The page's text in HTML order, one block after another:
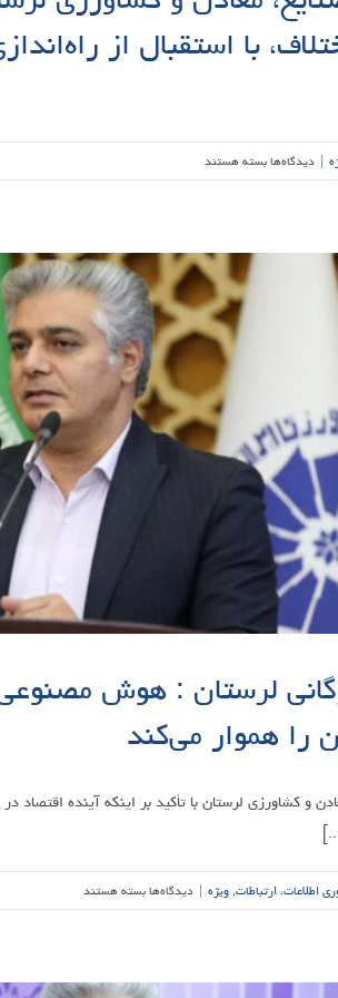
با استقبال از
| دیدگاه‌هابرای
نشست
مشکلات
هیأت‌های
حضور
رئیس
اتاق
بازرگانی،
معادن
نمایندگان
بازرگانی
هیأت‌های
با
استقبال
سامانه
بسته هستند
لرستان : هوش
را هموار می‌کند
و کشاورزی لرستان با تأکید بر اینکه آینده
اطلاعات، ارتباطات,ویژه | دیدگاه‌هابرای
رییس
لرستان
بسته هستند